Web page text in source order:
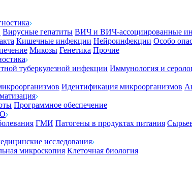
Вирусные гепатиты ВИЧ и ВИЧ-ассоциированные
Кишечные инфекции Нейроинфекции Особо
Микозы Генетика Прочие
туберкулезной инфекции Иммунология и
Идентификация микроорганизмов
Программное обеспечение
ГМИ Патогены в продуктах питания
исследования
микроскопия Клеточная биология